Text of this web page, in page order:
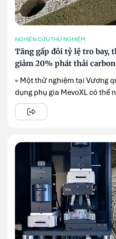
NGHIÊN CỨU THỬ NGHIỆM
Tăng gấp đôi tỷ lệ tro bay,
giảm 20% phát thải
» Một thử nghiệm tại Vương
dụng phụ gia MevoXL có thể